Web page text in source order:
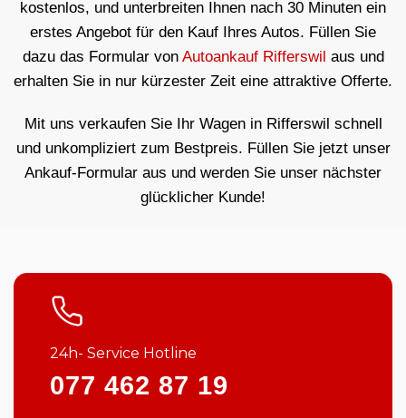
kostenlos, und unterbreiten Ihnen nach 30 Minuten ein
erstes Angebot für den Kauf Ihres Autos. Füllen Sie
dazu das Formular von Autoankauf Rifferswil aus und
erhalten Sie in nur kürzester Zeit eine attraktive Offerte.
Mit uns verkaufen Sie Ihr Wagen in Rifferswil schnell
und unkompliziert zum Bestpreis. Füllen Sie jetzt unser
Ankauf-Formular aus und werden Sie unser nächster
glücklicher Kunde!
24h- Service Hotline
077 462 87 19